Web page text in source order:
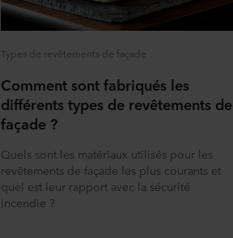
Types de revêtements de façade
Comment sont fabriqués les
différents types de revêtements de
façade ?
Quels sont les matériaux utilisés pour les
revêtements de façade les plus courants et
quel est leur rapport avec la sécurité
incendie ?